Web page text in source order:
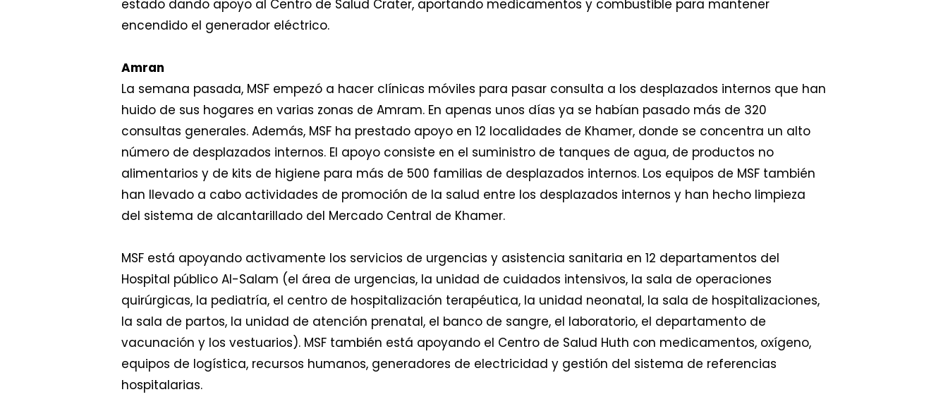
estado dando apoyo al Centro de Salud Crater, aportando medicamentos y combustible para mantener
encendido el generador eléctrico.
Amran
La semana pasada, MSF empezó a hacer clínicas móviles para pasar consulta a los desplazados internos que han
huido de sus hogares en varias zonas de Amram. En apenas unos días ya se habían pasado más de 320
consultas generales. Además, MSF ha prestado apoyo en 12 localidades de Khamer, donde se concentra un alto
número de desplazados internos. El apoyo consiste en el suministro de tanques de agua, de productos no
alimentarios y de kits de higiene para más de 500 familias de desplazados internos. Los equipos de MSF también
han llevado a cabo actividades de promoción de la salud entre los desplazados internos y han hecho limpieza
del sistema de alcantarillado del Mercado Central de Khamer.
MSF está apoyando activamente los servicios de urgencias y asistencia sanitaria en 12 departamentos del
Hospital público Al-Salam (el área de urgencias, la unidad de cuidados intensivos, la sala de operaciones
quirúrgicas, la pediatría, el centro de hospitalización terapéutica, la unidad neonatal, la sala de hospitalizaciones,
la sala de partos, la unidad de atención prenatal, el banco de sangre, el laboratorio, el departamento de
vacunación y los vestuarios). MSF también está apoyando el Centro de Salud Huth con medicamentos, oxígeno,
equipos de logística, recursos humanos, generadores de electricidad y gestión del sistema de referencias
hospitalarias.